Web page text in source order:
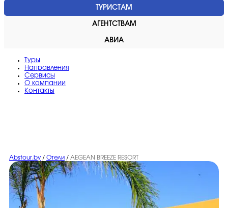
ТУРИСТАМ
АГЕНТСТВАМ
АВИА
Туры
Направления
Сервисы
O компании
Контакты
Abstour.by / Отели / AEGEAN BREEZE RESORT